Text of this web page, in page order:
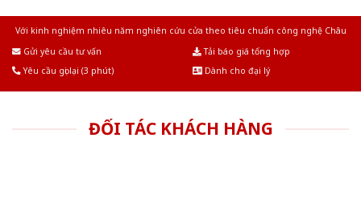
Với kinh nghiệm nhiêu năm nghiên cứu cửa theo tiêu chuẩn công nghệ Châu
Gửi yêu cầu tư vấn
Tải báo giá tổng hợp
Yêu cầu gọi lại (3 phút)
Dành cho đại lý
ĐỐI TÁC KHÁCH HÀNG